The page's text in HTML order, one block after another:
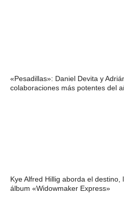
«Pesadillas»: Daniel Devita y
colaboraciones más potentes del
Kye Alfred Hillig aborda el
álbum «Widowmaker Express»